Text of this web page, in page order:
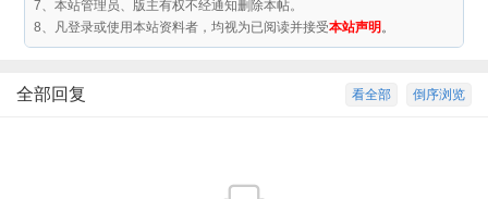
7、本站管理员、版主有权不经通知删除本帖。
8、凡登录或使用本站资料者，均视为已阅读并接受本站声明 。
倒序浏览
看全部
全部回复